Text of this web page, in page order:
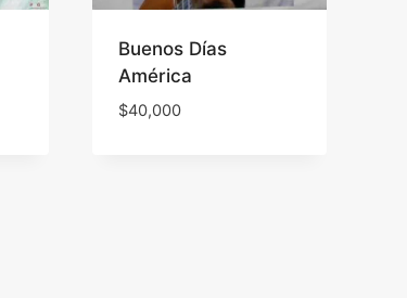
Buenos Días
América
$40,000